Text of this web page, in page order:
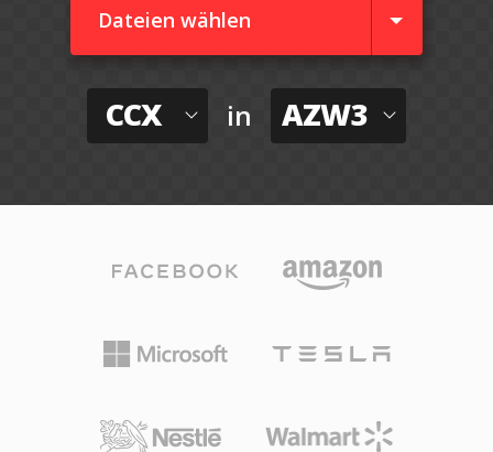
Dateien wählen
CCX in AZW3